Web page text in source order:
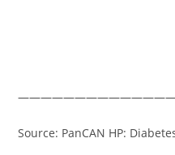
Source: PanCAN HP: